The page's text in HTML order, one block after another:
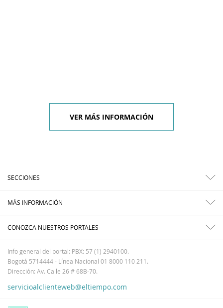
VER MÁS INFORMACIÓN
SECCIONES
MÁS INFORMACIÓN
CONOZCA NUESTROS PORTALES
Info general del portal: PBX: 57 (1) 2940100.
Bogotá 5714444 - Línea Nacional 01 8000 110 211.
Dirección: Av. Calle 26 # 68B-70.
servicioalclienteweb@eltiempo.com